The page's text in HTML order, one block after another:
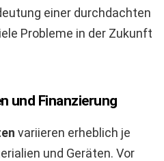
einer durchdachten
Probleme in der Zukunft
und Finanzierung
variieren erheblich je
und Geräten. Vor